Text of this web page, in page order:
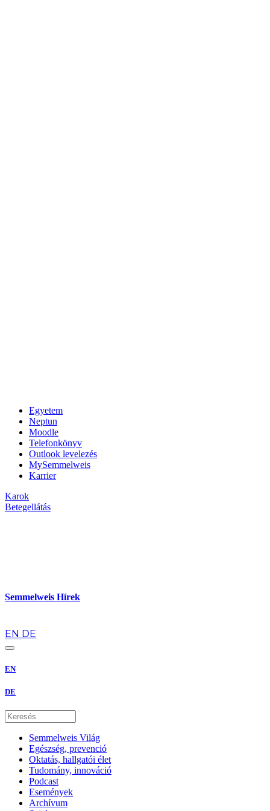
Egyetem
Neptun
Moodle
Telefonkönyv
Outlook levelezés
MySemmelweis
Karrier
Karok
Betegellátás
Semmelweis Hírek
EN DE
EN
DE
Semmelweis Világ
Egészség, prevenció
Oktatás, hallgatói élet
Tudomány, innováció
Podcast
Események
Archívum